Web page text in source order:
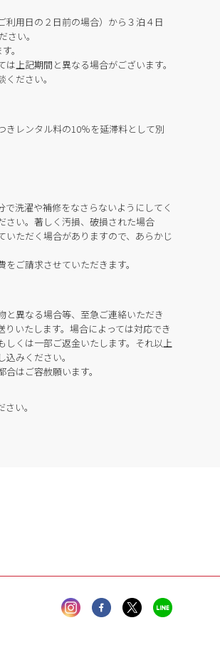
利用日の２日前の場合）から３泊４日
い。
。
上記期間と異なる場合がございます。
ださい。
きレンタル料の10％を延滞料として別
洗濯や補修をなさらないようにしてく
さい。著しく汚損、破損された場合
ただく場合がありますので、あらかじ
ご請求させていただきます。
異なる場合等、至急ご連絡いただき
いたします。場合によっては対応でき
しくは一部ご返金いたします。それ以上
みください。
はご容赦願います。
い。